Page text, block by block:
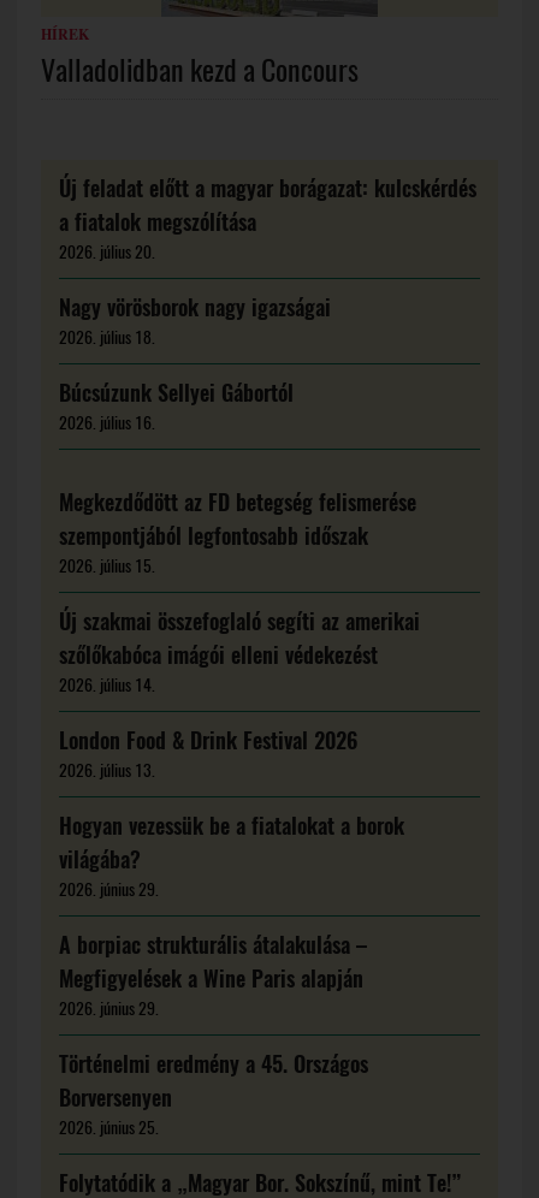
HÍREK
Valladolidban kezd a Concours
Új feladat előtt a magyar borágazat: kulcskérdés
a fiatalok megszólítása
2026. július 20.
Nagy vörösborok nagy igazságai
2026. július 18.
Búcsúzunk Sellyei Gábortól
2026. július 16.
Megkezdődött az FD betegség felismerése
szempontjából legfontosabb időszak
2026. július 15.
Új szakmai összefoglaló segíti az amerikai
szőlőkabóca imágói elleni védekezést
2026. július 14.
London Food & Drink Festival 2026
2026. július 13.
Hogyan vezessük be a fiatalokat a borok
világába?
2026. június 29.
A borpiac strukturális átalakulása –
Megfigyelések a Wine Paris alapján
2026. június 29.
Történelmi eredmény a 45. Országos
Borversenyen
2026. június 25.
Folytatódik a „Magyar Bor. Sokszínű, mint Te!”